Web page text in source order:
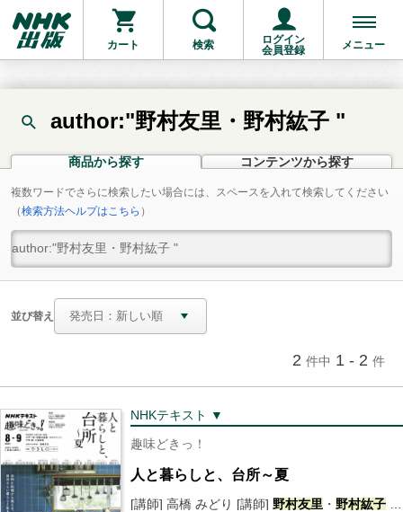
カート 検索
ログイン
会員登録
メニュー
author:"野村友里・野村紘子 "
商品から探す コンテンツから探す
複数ワードでさらに検索したい場合には、スペースを入れて検索してください
（検索方法ヘルプはこちら ）
並び替え
2 件中 1 - 2 件
NHKテキスト ▼
趣味どきっ！
人と暮らしと、台所～夏
[講師] 高橋 みどり [講師] 野村友里 ・ 野村紘子